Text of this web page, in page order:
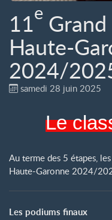
11e
Haute-
2024/
samedi 28 juin 2025
Le
Au terme des 5 étapes,
Haute-Garonne 2024/
Les podiums finaux